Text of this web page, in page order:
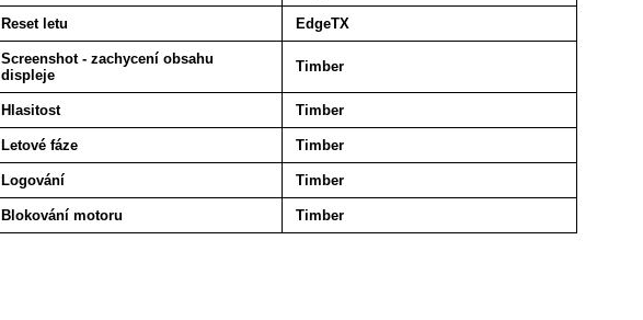
Reset letu EdgeTX
Screenshot - zachycení obsahu
displeje
Timber
Hlasitost Timber
Letové fáze Timber
Logování Timber
Blokování motoru Timber